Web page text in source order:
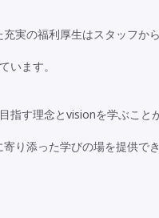
実の福利厚生はスタッフか
います。
指す理念とvisionを学ぶこと
り添った学びの場を提供で